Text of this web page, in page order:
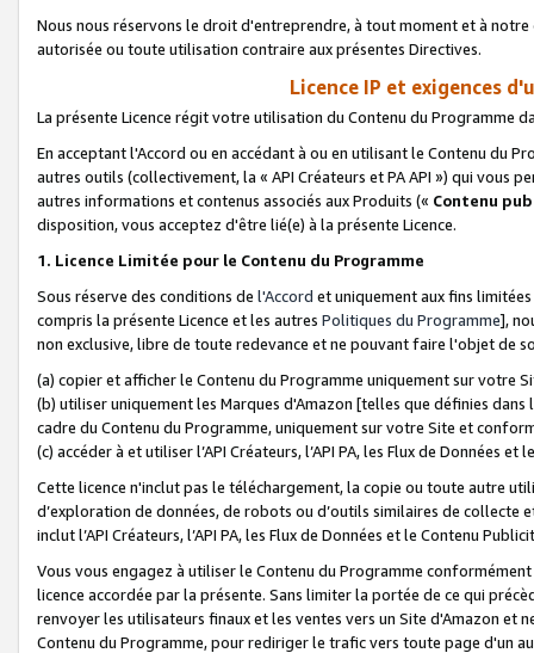
Nous nous réservons le droit d'entreprendre, à tout moment et à
autorisée ou toute utilisation contraire aux présentes Directives.
Licence IP et exigences
La présente Licence régit votre utilisation du Contenu du Programme
En acceptant l'Accord ou en accédant à ou en utilisant le Contenu du
autres outils (collectivement, la « API Créateurs et PA API ») qui vous
autres informations et contenus associés aux Produits (« Contenu
disposition, vous acceptez d'être lié(e) à la présente Licence.
1. Licence Limitée pour le Contenu du Programme
Sous réserve des conditions de l'Accord et uniquement aux fins
compris la présente Licence et les autres Politiques du Programme],
non exclusive, libre de toute redevance et ne pouvant faire l'objet de
(a) copier et afficher le Contenu du Programme uniquement sur votre
(b) utiliser uniquement les Marques d'Amazon [telles que définies dans
cadre du Contenu du Programme, uniquement sur votre Site et
(c) accéder à et utiliser l’API Créateurs, l’API PA, les Flux de Données
Cette licence n'inclut pas le téléchargement, la copie ou toute autre
d’exploration de données, de robots ou d’outils similaires de
inclut l’API Créateurs, l’API PA, les Flux de Données et le Contenu
Vous vous engagez à utiliser le Contenu du Programme
licence accordée par la présente. Sans limiter la portée de ce qui
renvoyer les utilisateurs finaux et les ventes vers un Site d'Amazon et
Contenu du Programme, pour rediriger le trafic vers toute page d'un